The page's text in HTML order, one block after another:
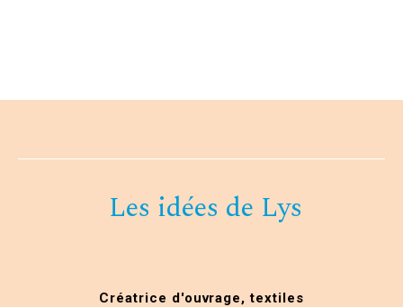
Les idées de Lys
Créatrice d'ouvrage, textiles